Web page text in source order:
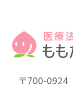
〒700-0924